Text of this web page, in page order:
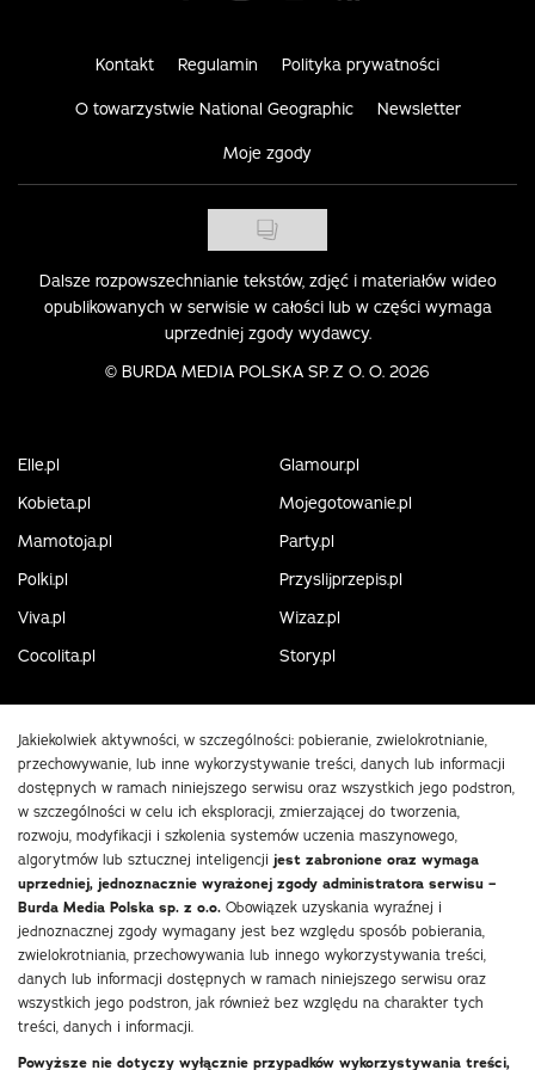
Kontakt Regulamin Polityka prywatności
O towarzystwie National Geographic Newsletter
Moje zgody
Dalsze rozpowszechnianie tekstów, zdjęć i materiałów wideo
opublikowanych w serwisie w całości lub w części wymaga
uprzedniej zgody wydawcy.
© BURDA MEDIA POLSKA SP. Z O. O. 2026
Elle.pl
Glamour.pl
Kobieta.pl
Mojegotowanie.pl
Mamotoja.pl
Party.pl
Polki.pl
Przyslijprzepis.pl
Viva.pl
Wizaz.pl
Cocolita.pl
Story.pl
Jakiekolwiek aktywności, w szczególności: pobieranie, zwielokrotnianie,
przechowywanie, lub inne wykorzystywanie treści, danych lub informacji
dostępnych w ramach niniejszego serwisu oraz wszystkich jego podstron,
w szczególności w celu ich eksploracji, zmierzającej do tworzenia,
rozwoju, modyfikacji i szkolenia systemów uczenia maszynowego,
algorytmów lub sztucznej inteligencji jest zabronione oraz wymaga
uprzedniej, jednoznacznie wyrażonej zgody administratora serwisu –
Burda Media Polska sp. z o.o. Obowiązek uzyskania wyraźnej i
jednoznacznej zgody wymagany jest bez względu sposób pobierania,
zwielokrotniania, przechowywania lub innego wykorzystywania treści,
danych lub informacji dostępnych w ramach niniejszego serwisu oraz
wszystkich jego podstron, jak również bez względu na charakter tych
treści, danych i informacji.
Powyższe nie dotyczy wyłącznie przypadków wykorzystywania treści,